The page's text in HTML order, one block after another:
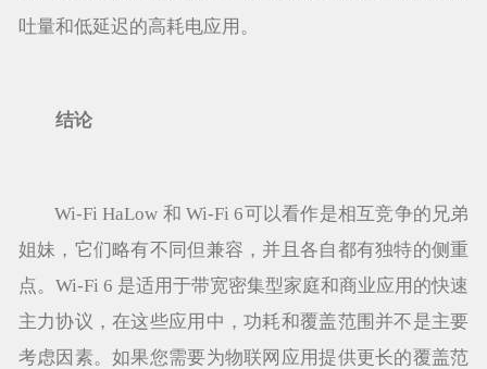
吐量和低延迟的高耗电应用。
结论
Wi-Fi HaLow 和 Wi-Fi 6可以看作是相互竞争的兄弟
姐妹，它们略有不同但兼容，并且各自都有独特的侧重
点。Wi-Fi 6 是适用于带宽密集型家庭和商业应用的快速
主力协议，在这些应用中，功耗和覆盖范围并不是主要
考虑因素。如果您需要为物联网应用提供更长的覆盖范